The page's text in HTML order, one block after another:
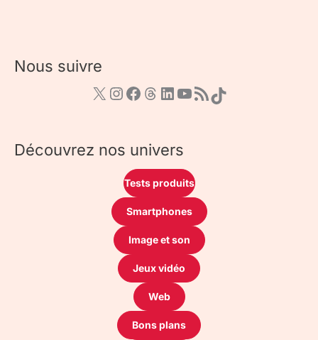
Nous suivre
Découvrez nos univers
Tests produits
Smartphones
Image et son
Jeux vidéo
Web
Bons plans